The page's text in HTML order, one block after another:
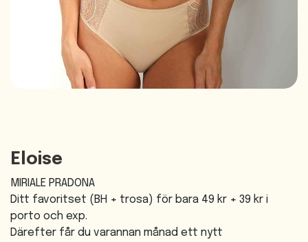
Eloise
MIRIALE PRADONA
Ditt favoritset (BH + trosa) för bara 49 kr + 39 kr i
porto och exp.
Därefter får du varannan månad ett nytt